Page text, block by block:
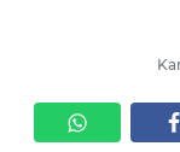
SERBI